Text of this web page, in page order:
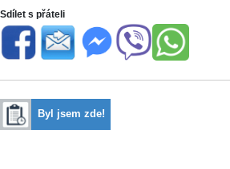
Sdílet s přáteli
Byl jsem zde!